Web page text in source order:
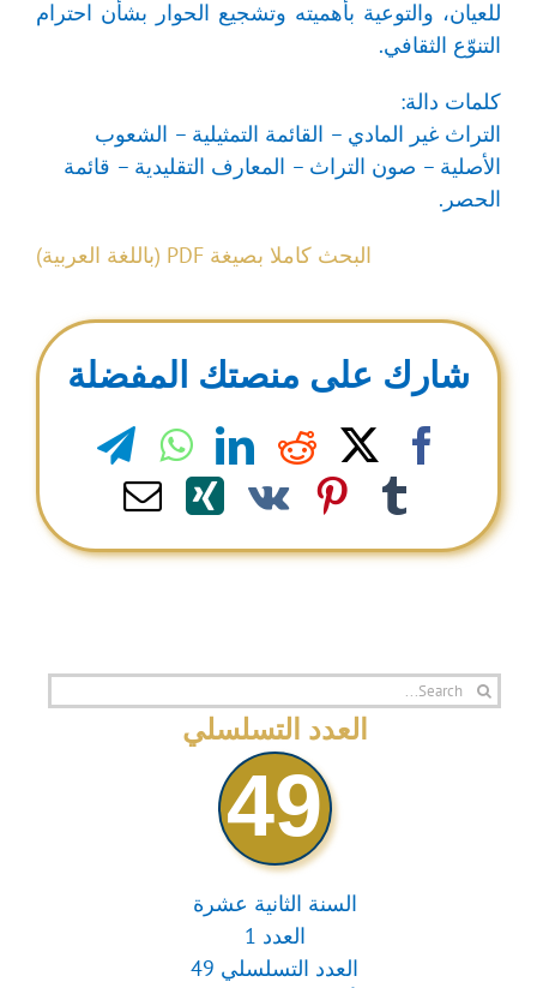
للعيان، والتوعية بأهميته وتشجيع الحوار بشأن احترام
التنوّع الثقافي.
كلمات دالة:
التراث غير المادي – القائمة التمثيلية – الشعوب
الأصلية – صون التراث – المعارف التقليدية – قائمة
الحصر.
البحث كاملا بصيغة PDF (باللغة العربية)
شارك على منصتك المفضلة
Facebook
X
Reddit
LinkedIn
Tumblr
Pinterest
Vk
Xing
Email
Search
العدد التسلسلي
49
السنة الثانية عشرة
العدد 1
العدد التسلسلي 49